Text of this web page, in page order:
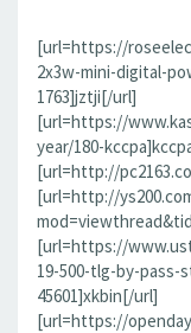
[url=https://
2x3w-mini-digital-
1763]jztji[/url]
[url=https://
year/180-
[url=http://
[url=http://
[url=https://
19-500-tlg-by-
45601]xkbin[/url]
[url=https://